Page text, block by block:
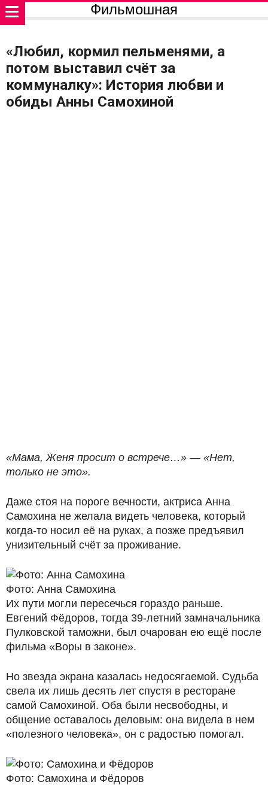
Фильмошная
«Любил, кормил пельменями, а
потом выставил счёт за
коммуналку»: История любви и
обиды Анны Самохиной
«Мама, Женя просит о встрече…» — «Нет,
только не это».
Даже стоя на пороге вечности, актриса Анна
Самохина не желала видеть человека, который
когда-то носил её на руках, а позже предъявил
унизительный счёт за проживание.
Фото: Анна Самохина
Их пути могли пересечься гораздо раньше.
Евгений Фёдоров, тогда 39-летний замначальника
Пулковской таможни, был очарован ею ещё после
фильма «Воры в законе».
Но звезда экрана казалась недосягаемой. Судьба
свела их лишь десять лет спустя в ресторане
самой Самохиной. Оба были несвободны, и
общение оставалось деловым: она видела в нем
«полезного человека», он с радостью помогал.
Фото: Самохина и Фёдоров